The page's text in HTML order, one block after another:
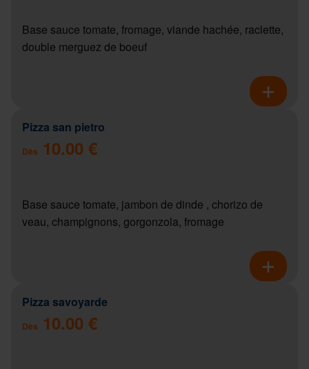
Base sauce tomate, fromage, viande hachée, raclette,
double merguez de boeuf
Pizza san pietro
Dès 10.00 €
Base sauce tomate, jambon de dinde , chorizo de
veau, champignons, gorgonzola, fromage
Pizza savoyarde
Dès 10.00 €